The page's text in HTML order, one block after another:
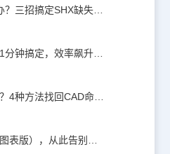
CAD缺少shx文件怎么办？三招搞定SHX缺失难题
CAD批量打印？无插件1分钟搞定，效率飙升90%！
CAD命令栏怎么调出来？4种方法找回CAD命令栏
CAD快捷键命令大全（图表版），从此告别低效绘图！